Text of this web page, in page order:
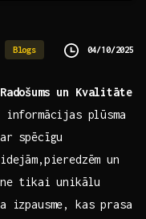
Blogs 04/10/2025
un Kvalitāte
plūsma
spēcīgu
un
ne tikai unikālu
kas‍ prasa